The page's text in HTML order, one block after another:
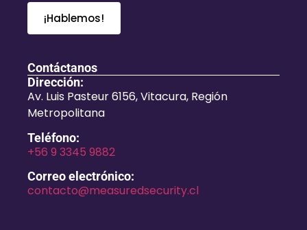
¡Hablemos!
Contáctanos
Dirección:
Av. Luis Pasteur 6156, Vitacura, Región
Metropolitana
Teléfono:
+56 9 3345 9882
Correo electrónico:
contacto@measuredsecurity.cl